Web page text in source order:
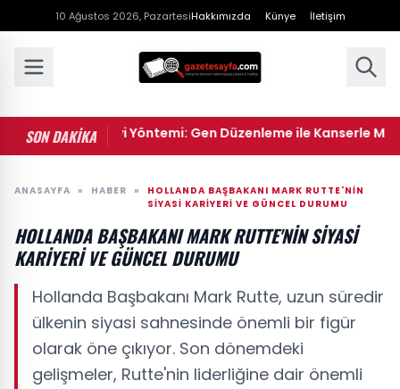
10 Ağustos 2026, PazartesiHakkımızda Künye İletişim
SON DAKİKA
Yeni Bir Tedavi Yöntemi: Gen Düzenleme ile Kanserle
ANASAYFA » HABER »
HOLLANDA BAŞBAKANI MARK RUTTE'NIN
SIYASI KARIYERI VE GÜNCEL DURUMU
HOLLANDA BAŞBAKANI MARK RUTTE'NIN SIYASI
KARIYERI VE GÜNCEL DURUMU
Hollanda Başbakanı Mark Rutte, uzun süredir
ülkenin siyasi sahnesinde önemli bir figür
olarak öne çıkıyor. Son dönemdeki
gelişmeler, Rutte'nin liderliğine dair önemli